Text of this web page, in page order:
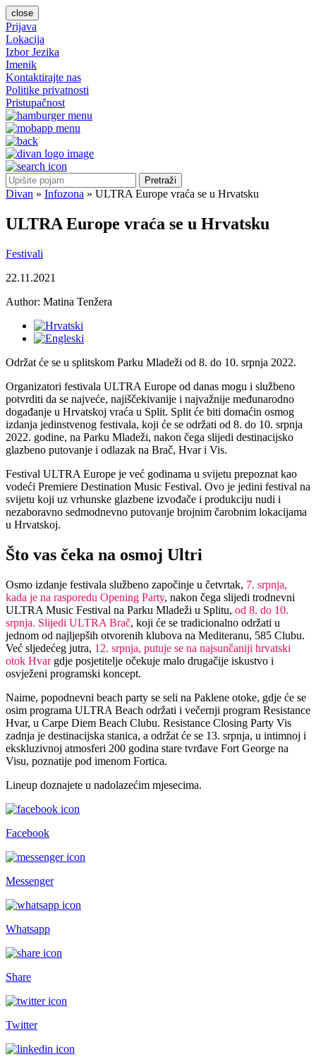
close
Prijava
Lokacija
Izbor Jezika
Imenik
Kontaktirajte nas
Politike privatnosti
Pristupačnost
Pretraži
Divan » Infozona » ULTRA Europe vraća se u Hrvatsku
ULTRA Europe vraća se u Hrvatsku
Festivali
22.11.2021
Author: Matina Tenžera
Održat će se u splitskom Parku Mladeži od 8. do 10. srpnja 2022.
Organizatori festivala ULTRA Europe od danas mogu i službeno
potvrditi da se najveće, najiščekivanije i najvažnije međunarodno
događanje u Hrvatskoj vraća u Split. Split će biti domaćin osmog
izdanja jedinstvenog festivala, koji će se održati od 8. do 10. srpnja
2022. godine, na Parku Mladeži, nakon čega slijedi destinacijsko
glazbeno putovanje i odlazak na Brač, Hvar i Vis.
Festival ULTRA Europe je već godinama u svijetu prepoznat kao
vodeći Premiere Destination Music Festival. Ovo je jedini festival na
svijetu koji uz vrhunske glazbene izvođače i produkciju nudi i
nezaboravno sedmodnevno putovanje brojnim čarobnim lokacijama
u Hrvatskoj.
Što vas čeka na osmoj Ultri
Osmo izdanje festivala službeno započinje u četvrtak, 7. srpnja,
kada je na rasporedu Opening Party, nakon čega slijedi trodnevni
ULTRA Music Festival na Parku Mladeži u Splitu, od 8. do 10.
srpnja. Slijedi ULTRA Brač, koji će se tradicionalno održati u
jednom od najljepših otvorenih klubova na Mediteranu, 585 Clubu.
Već sljedećeg jutra, 12. srpnja, putuje se na najsunčaniji hrvatski
otok Hvargdje posjetitelje očekuje malo drugačije iskustvo i
osvježeni programski koncept.
Naime, popodnevni beach party se seli na Paklene otoke, gdje će se
osim programa ULTRA Beach održati i večernji program Resistance
Hvar, u Carpe Diem Beach Clubu. Resistance Closing Party Vis
zadnja je destinacijska stanica, a održat će se 13. srpnja, u intimnoj i
ekskluzivnoj atmosferi 200 godina stare tvrđave Fort George na
Visu, poznatije pod imenom Fortica.
Lineup doznajete u nadolazećim mjesecima.
Facebook
Messenger
Whatsapp
Share
Twitter